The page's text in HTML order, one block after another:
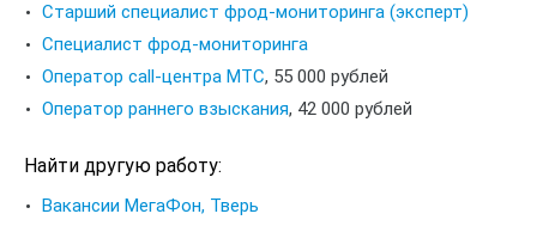
Старший специалист фрод-мониторинга (эксперт)
Специалист фрод-мониторинга
Оператор call-центра МТС, 55 000 рублей
Оператор раннего взыскания, 42 000 рублей
Найти другую работу:
Вакансии МегаФон, Тверь